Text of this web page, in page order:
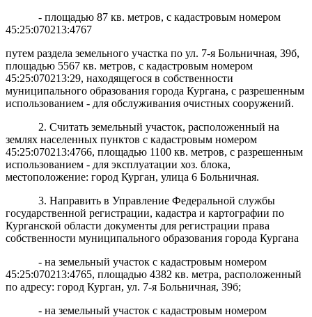
- площадью 87 кв. метров, с кадастровым номером
45:25:070213:4767
путем раздела земельного участка по ул. 7-я Больничная, 39б,
площадью 5567 кв. метров, с кадастровым номером
45:25:070213:29, находящегося в собственности
муниципального образования города Кургана, с разрешенным
использованием - для обслуживания очистных сооружений.
2. Считать земельный участок, расположенный на
землях населенных пунктов с кадастровым номером
45:25:070213:4766, площадью 1100 кв. метров, с разрешенным
использованием - для эксплуатации хоз. блока,
местоположение: город Курган, улица 6 Больничная.
3. Направить в Управление Федеральной службы
государственной регистрации, кадастра и картографии по
Курганской области документы для регистрации права
собственности муниципального образования города Кургана
- на земельный участок с кадастровым номером
45:25:070213:4765, площадью 4382 кв. метра, расположенный
по адресу: город Курган, ул. 7-я Больничная, 39б;
- на земельный участок с кадастровым номером